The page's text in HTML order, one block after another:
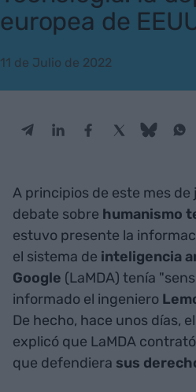
europea de
11 de Julio de 2022
A principios de este mes de
debate sobre humanismo
estuvo presente la
el sistema de inteligencia
Google (LaMDA) tenía
informado el ingeniero
De hecho, hace unos días,
explicó que LaMDA
que defendiera sus